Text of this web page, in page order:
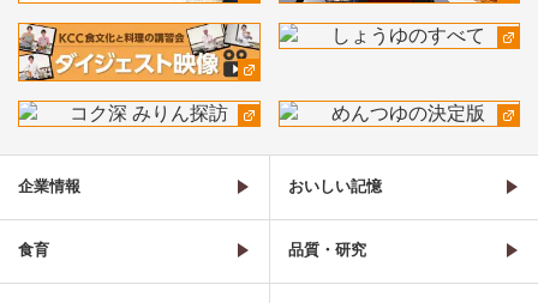
企業情報 おいしい記憶
食育 品質・研究